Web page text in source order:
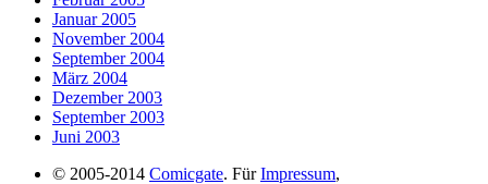
Januar 2005
November 2004
September 2004
März 2004
Dezember 2003
September 2003
Juni 2003
© 2005-2014 Comicgate. FürImpressum,